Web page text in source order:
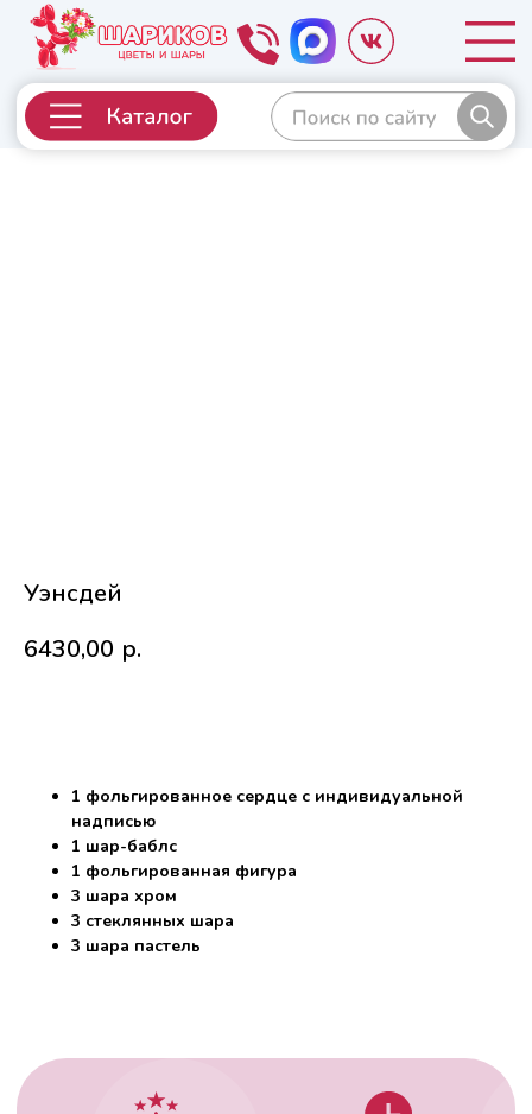
Уэнсдей
6430,00 р.
1 фольгированное сердце с индивидуальной
надписью
1 шар-баблс
1 фольгированная фигура
3 шара хром
3 стеклянных шара
3 шара пастель
Работаем с 2010 года
1час
Скидки постоянным
Гарантия качества
Фото перед